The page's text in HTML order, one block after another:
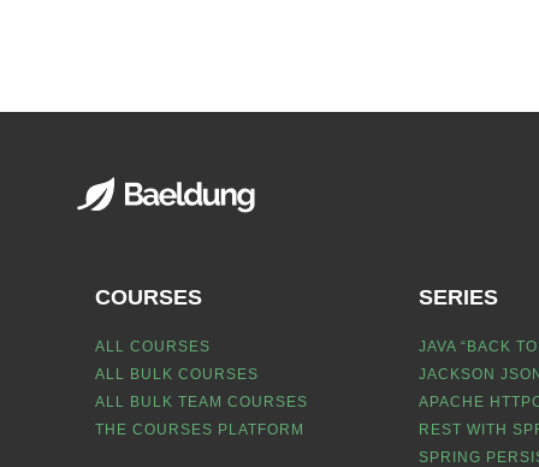
COURSES
ALL COURSES
ALL BULK COURSES
ALL BULK TEAM COURSES
THE COURSES PLATFORM
SERIES
JAVA “BACK
JACKSON
APACHE
REST WITH
SPRING